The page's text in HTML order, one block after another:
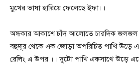
মুখের ভাষা হারিয়ে ফেলেছে ইফা।।
অন্ধকার আকাশে চাঁদ আলোতে চারদিক জলজল
বহুদূর থেকে এক জোড়া অপরিচিত পাখি উড়ে
রেলিং এ উপর ।। দুটো পাখি একসাথে উড়ে